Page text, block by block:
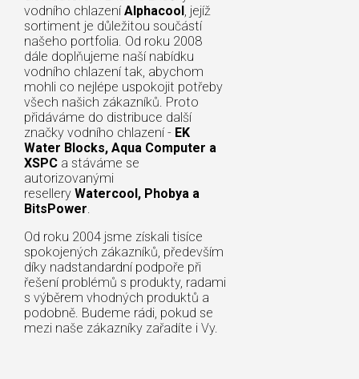
vodního chlazení Alphacool, jejíž
sortiment je důležitou součástí
našeho portfolia. Od roku 2008
dále doplňujeme naší nabídku
vodního chlazení tak, abychom
mohli co nejlépe uspokojit potřeby
všech našich zákazníků. Proto
přidáváme do distribuce další
značky vodního chlazení - EK
Water Blocks, Aqua Computer a
XSPC a stáváme se
autorizovanými
resellery Watercool, Phobya a
BitsPower.
Od roku 2004 jsme získali tisíce
spokojených zákazníků, především
díky nadstandardní podpoře při
řešení problémů s produkty, radami
s výběrem vhodných produktů a
podobně. Budeme rádi, pokud se
mezi naše zákazníky zařadíte i Vy.